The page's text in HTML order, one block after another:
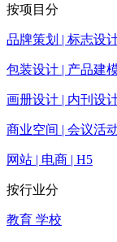
按项目分
品牌策划 | 标志设
包装设计 | 产品建
画册设计 | 内刊设
商业空间 | 会议活
网站 | 电商 | H5
按行业分
教育 学校